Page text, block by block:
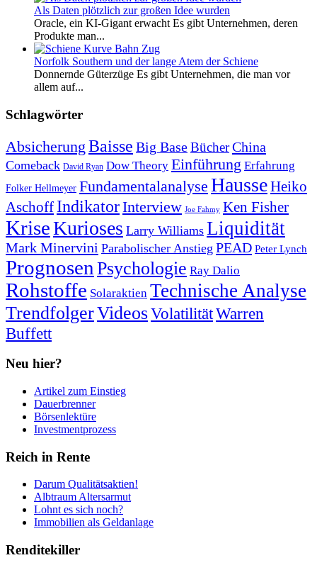
Als Daten plötzlich zur großen Idee wurden
Oracle, ein KI-Gigant erwacht Es gibt Unternehmen, deren
Produkte man...
Norfolk Southern und der lange Atem der Schiene
Donnernde Güterzüge Es gibt Unternehmen, die man vor
allem auf...
Schlagwörter
Absicherung Baisse Big BaseBücherChina
Comeback David Ryan Dow Theory Einführung Erfahrung
Folker Hellmeyer Fundamentalanalyse HausseHeiko
Aschoff IndikatorInterview Joe Fahmy Ken Fisher
KriseKurioses Larry Williams Liquidität
Mark Minervini Parabolischer Anstieg PEAD Peter Lynch
Prognosen Psychologie Ray Dalio
Rohstoffe Solaraktien Technische Analyse
TrendfolgerVideosVolatilitätWarren
Buffett
Neu hier?
Artikel zum Einstieg
Dauerbrenner
Börsenlektüre
Investmentprozess
Reich in Rente
Darum Qualitätsaktien!
Albtraum Altersarmut
Lohnt es sich noch?
Immobilien als Geldanlage
Renditekiller